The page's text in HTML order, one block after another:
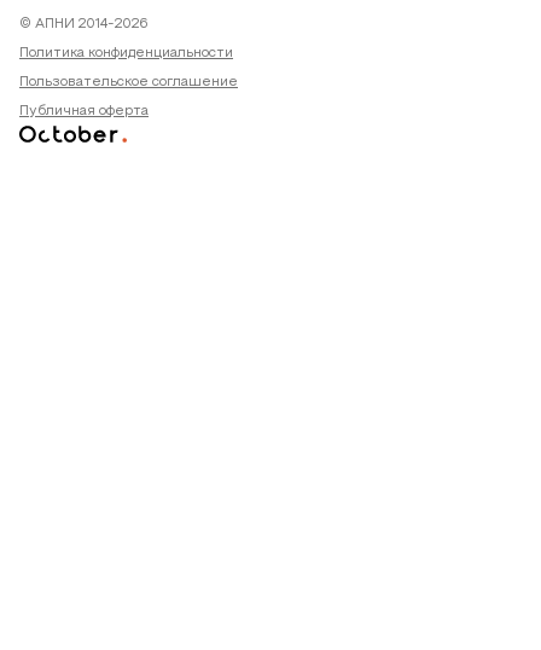
© АПНИ 2014-2026
Политика конфиденциальности
Пользовательское соглашение
Публичная оферта